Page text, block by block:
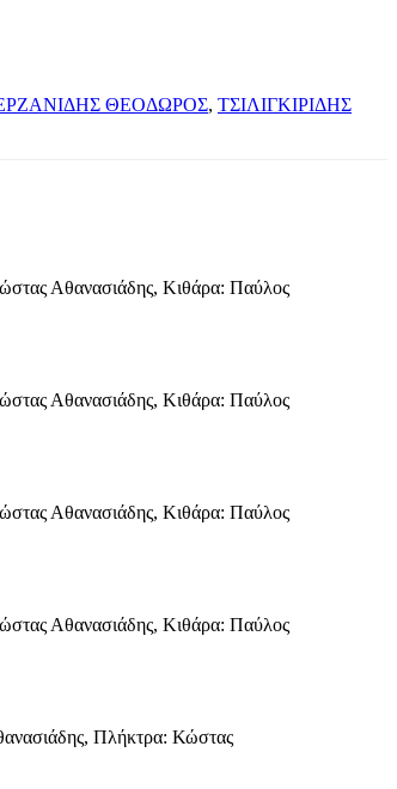
ΘΕΟΔΩΡΟΣ, ΤΣΙΛΙΓΚΙΡΙΔΗΣ
Αθανασιάδης, Κιθάρα: Παύλος
Αθανασιάδης, Κιθάρα: Παύλος
Αθανασιάδης, Κιθάρα: Παύλος
Αθανασιάδης, Κιθάρα: Παύλος
Πλήκτρα: Κώστας